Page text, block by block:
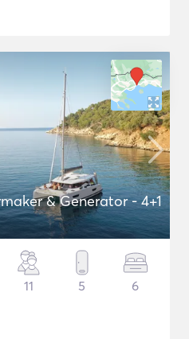
& Generator - 4+1
11 5 6